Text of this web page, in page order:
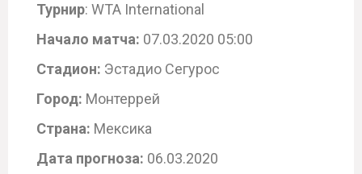
Турнир: WTA International
Начало матча: 07.03.2020 05:00
Стадион: Эстадио Сегурос
Город: Монтеррей
Страна: Мексика
Дата прогноза: 06.03.2020